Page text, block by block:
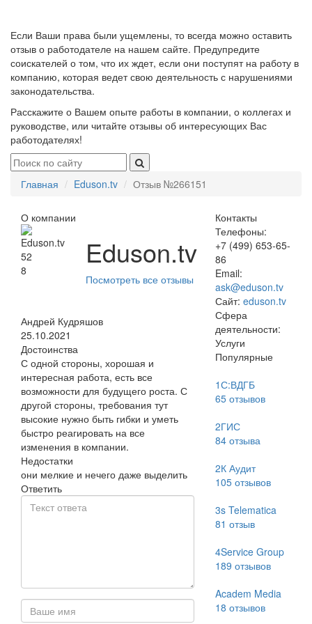
Если Ваши права были ущемлены, то всегда можно оставить
отзыв о работодателе на нашем сайте. Предупредите
соискателей о том, что их ждет, если они поступят на работу в
компанию, которая ведет свою деятельность с нарушениями
законодательства.
Расскажите о Вашем опыте работы в компании, о коллегах и
руководстве, или читайте отзывы об интересующих Вас
работодателях!
Главная Eduson.tv Отзыв №266151
О компании
52
8
Eduson.tv
Посмотреть все отзывы
Андрей Кудряшов
25.10.2021
Достоинства
С одной стороны, хорошая и
интересная работа, есть все
возможности для будущего роста. С
другой стороны, требования тут
высокие нужно быть гибки и уметь
быстро реагировать на все
изменения в компании.
Недостатки
они мелкие и нечего даже выделить
Ответить
Контакты
Телефоны:
+7 (499) 653-65-
86
Email:
ask@eduson.tv
Сайт: eduson.tv
Сфера
деятельности:
Услуги
Популярные
1С:ВДГБ
65отзывов
2ГИС
84отзыва
2К Аудит
105отзывов
3s Telematica
81 отзыв
4Service Group
189 отзывов
Academ Media
18 отзывов